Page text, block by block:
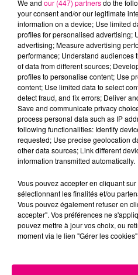
Titre de l'offre d'emploi*
Taille maximum : 150 caractères
Secteur d'activité*
Texte d'introduction*
We and our (447) partnersdo the
your consent and/or our legitimate
information on a device; Use limited
profiles for personalised advertising;
advertising; Measure advertising
performance; Understand audiences
of data from different sources;
profiles to personalise content; Use
content; Use limited data to select
detect fraud, and fix errors; Deliver
Save and communicate privacy
process personal data such as IP
following functionalities: Identify
requested; Use precise geolocation
other data sources; Link different
information transmitted automatically.
Vous pouvez accepter en cliquant
sélectionnant les finalités et/ou
Vous pouvez également refuser en
accepter". Vos préférences ne
pouvez mettre à jour vos choix, ou
moment via le lien "Gérer les